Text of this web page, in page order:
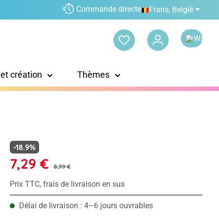
Commande directe Frans, België
création Thèmes
7,29 € 8,99 €
-18.9%
Prix TTC, frais de livraison en sus
Délai de livraison : 4–6 jours ouvrables